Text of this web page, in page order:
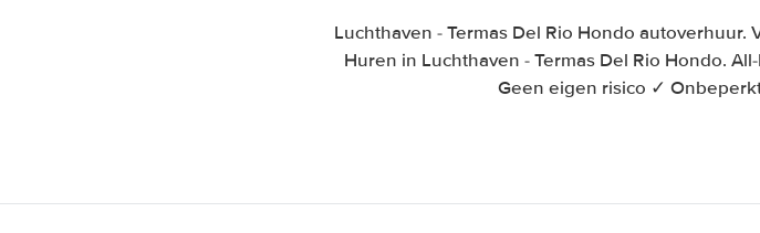
Luchthaven - Termas Del Rio Hondo
Huren in Luchthaven - Termas Del Rio Hondo.
Geen eigen risico ✓